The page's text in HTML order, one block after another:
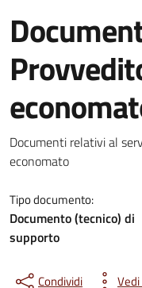
Dettagli del
Documenti relativi al
economato
Tipo documento:
Documento (tecnico) di
supporto
Condividi